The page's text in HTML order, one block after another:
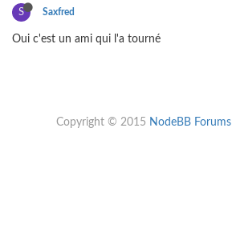
S Saxfred
Oui c'est un ami qui l'a tourné
Copyright © 2015 NodeBB Forums